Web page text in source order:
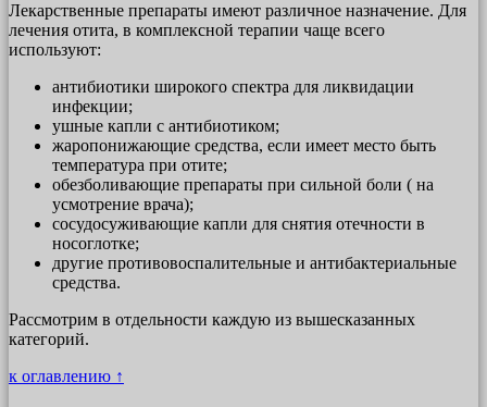
Лекарственные препараты имеют различное назначение. Для
лечения отита, в комплексной терапии чаще всего
используют:
антибиотики широкого спектра для ликвидации
инфекции;
ушные капли с антибиотиком;
жаропонижающие средства, если имеет место быть
температура при отите;
обезболивающие препараты при сильной боли ( на
усмотрение врача);
сосудосуживающие капли для снятия отечности в
носоглотке;
другие противовоспалительные и антибактериальные
средства.
Рассмотрим в отдельности каждую из вышесказанных
категорий.
к оглавлению ↑